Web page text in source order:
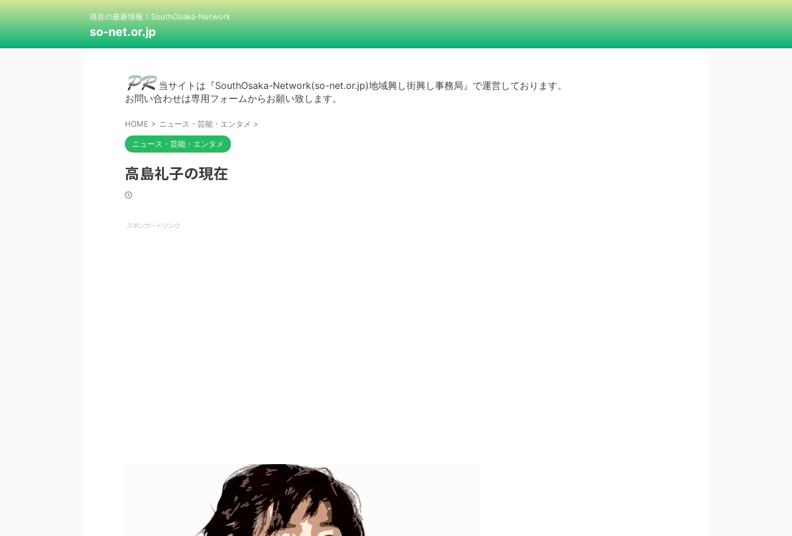
現在の最新情報！SouthOsaka-Network
so-net.or.jp
当サイトは『SouthOsaka-Network(so-net.or.jp)地域興し街興し事務局』で運営しております。
お問い合わせは専用フォームからお願い致します。
HOME > ニュース・芸能・エンタメ >
ニュース・芸能・エンタメ
高島礼子の現在